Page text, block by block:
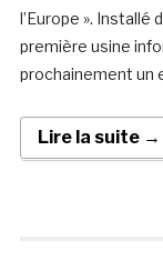
l’Europe ».
première usine
prochainement un
Lire la suite →